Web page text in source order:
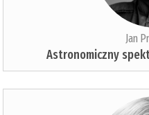
Jan
Astronomiczny